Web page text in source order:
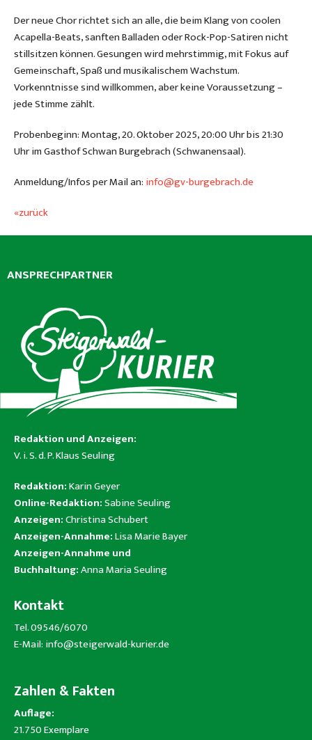
Der neue Chor richtet sich an alle, die beim Klang von coolen
Acapella-Beats, sanften Balladen oder Rock-Pop-Satiren nicht
stillsitzen können. Gesungen wird mehrstimmig, mit Fokus auf
Gemeinschaft, Spaß und musikalischem Wachstum.
Vorkenntnisse sind willkommen, aber keine Voraussetzung –
jede Stimme zählt.
Probenbeginn: Montag, 20. Oktober 2025, 20:00 Uhr bis 21:30
Uhr im Gasthof Schwan Burgebrach (Schwanensaal).
Anmeldung/Infos per Mail an: info@gv-burgebrach.de
«zurück
ANSPRECHPARTNER
Redaktion und Anzeigen:
V. i. S. d. P. Klaus Seuling
Redaktion:Karin Geyer
Online-Redaktion:Sabine Seuling
Anzeigen:Christina Schubert
Anzeigen-Annahme:Lisa Marie Bayer
Anzeigen-Annahme und
Buchhaltung:Anna Maria Seuling
Kontakt
Tel. 09546/6070
E-Mail: info@steigerwald-kurier.de
Zahlen & Fakten
Auflage:
21.750 Exemplare